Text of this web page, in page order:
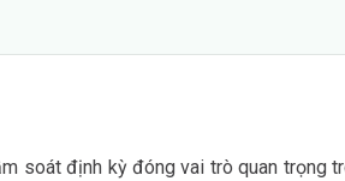
soát định kỳ đóng vai trò quan trọng